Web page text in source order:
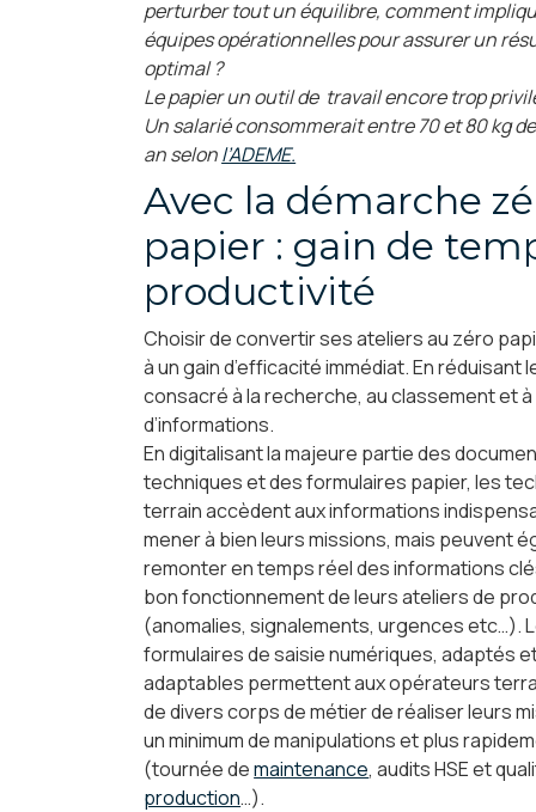
perturber tout un équilibre, comment
équipes opérationnelles pour assurer un
optimal ?
Le papier un outil de travail encore trop
Un salarié consommerait entre 70 et 80 kg
an selonl’ADEME.
Avec la démarche
papier : gain de
productivité
Choisir de convertir ses ateliers au zéro
à un gain d’efficacité immédiat. En réduisant
consacré à la recherche, au classement et à
d’informations.
En digitalisant la majeure partie des
techniques et des formulaires papier, les
terrain accèdent aux informations
mener à bien leurs missions, mais peuvent
remonter en temps réel des informations
bon fonctionnement de leurs ateliers de
(anomalies, signalements, urgences etc…).
formulaires de saisie numériques, adaptés
adaptables permettent aux opérateurs
de divers corps de métier de réaliser leurs
un minimum de manipulations et plus
(tournée demaintenance, audits HSE et
production…).